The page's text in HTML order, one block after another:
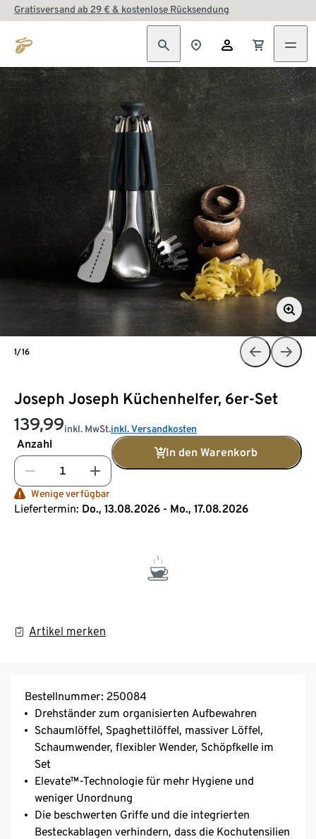
Gratisversand ab 29 € & kostenlose Rücksendung
Joseph Joseph Küchenhelfer, 6er-Set
139,99inkl. MwSt.inkl. Versandkosten
Anzahl
In den Warenkorb
Wenige verfügbar
Liefertermin: Do., 13.08.2026 - Mo., 17.08.2026
Artikel merken
1/16
Bestellnummer: 250084
Drehständer zum organisierten Aufbewahren
Schaumlöffel, Spaghettilöffel, massiver Löffel,
Schaumwender, flexibler Wender, Schöpfkelle im
Set
Elevate™-Technologie für mehr Hygiene und
weniger Unordnung
Die beschwerten Griffe und die integrierten
Besteckablagen verhindern, dass die Kochutensilien